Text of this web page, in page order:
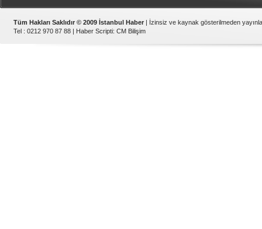
Tüm Hakları Saklıdır © 2009 İstanbul Haber | İzinsiz ve kaynak gösterilmeden
Tel : 0212 970 87 88 | Haber Scripti: CM Bilişim